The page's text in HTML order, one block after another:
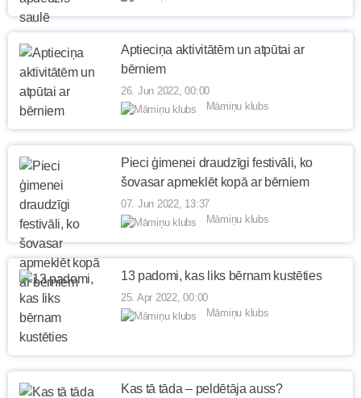
Aptieciņa aktivitātēm un atpūtai ar
bērniem
26. Jun 2022, 00:00
Māmiņu klubs
Pieci ģimenei draudzīgi festivāli, ko
šovasar apmeklēt kopā ar bērniem
07. Jun 2022, 13:37
Māmiņu klubs
13 padomi, kas liks bērnam kustēties
25. Apr 2022, 00:00
Māmiņu klubs
Kas tā tāda – peldētāja auss?